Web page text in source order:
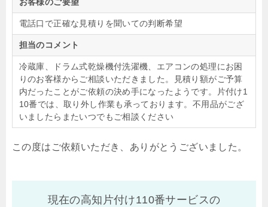
電話口で正確な見積りを聞いての判断希望
担当のコメント
冷蔵庫、ドラム式乾燥機付洗濯機、エアコンの処理にお困
りのお客様からご相談いただきました。見積り額がご予算
内だったことがご依頼の決め手になったようです。片付け1
10番では、取り外し作業も承っております。不用品がござ
いましたらまたいつでもご相談ください
この度はご依頼いただき、ありがとうございました。
現在の高知片付け110番サービスの